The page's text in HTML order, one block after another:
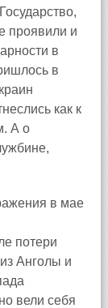
проявили и
в
в
как к
А о
в мае
потери
Анголы и
вели себя